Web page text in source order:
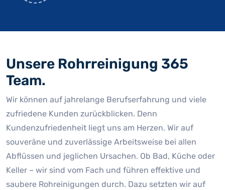
Unsere Rohrreinigung 365
Team.
Wir können auf jahrelange Berufserfahrung und viele
zufriedene Kunden zurückblicken. Denn
Kundenzufriedenheit liegt uns am Herzen. Wir auf
souveräne und zuverlässige Arbeitsweise bei allen
Abflüssen und jeglichen Ursachen. Ob Bad, Küche oder
Keller – wir sind vom Fach und führen effektive und
saubere Rohreinigungen durch. Dazu setzten wir auf